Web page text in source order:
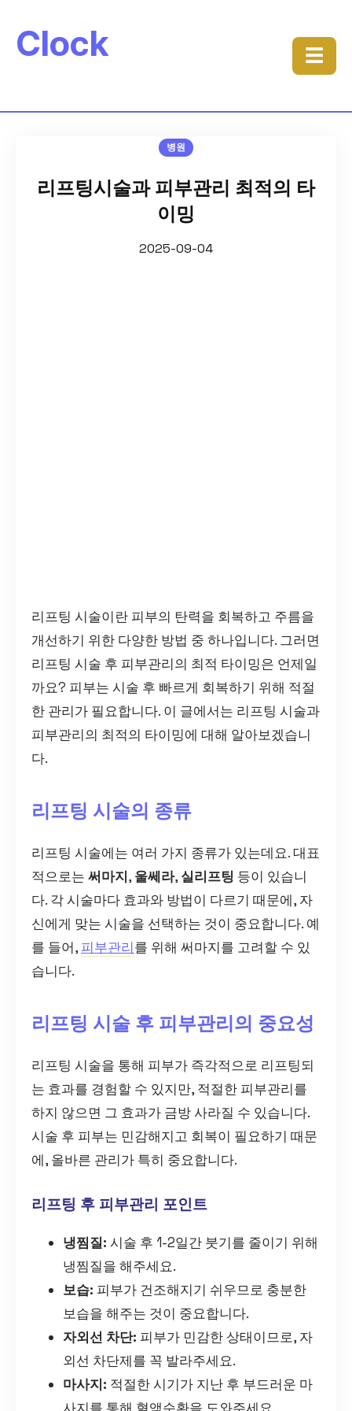
Clock ☰
병원
리프팅시술과 피부관리 최적의 타
이밍
2025-09-04
리프팅 시술이란 피부의 탄력을 회복하고 주름을
개선하기 위한 다양한 방법 중 하나입니다. 그러면
리프팅 시술 후 피부관리의 최적 타이밍은 언제일
까요? 피부는 시술 후 빠르게 회복하기 위해 적절
한 관리가 필요합니다. 이 글에서는 리프팅 시술과
피부관리의 최적의 타이밍에 대해 알아보겠습니
다.
리프팅 시술의 종류
리프팅 시술에는 여러 가지 종류가 있는데요. 대표
적으로는 써마지, 울쎄라, 실리프팅 등이 있습니
다. 각 시술마다 효과와 방법이 다르기 때문에, 자
신에게 맞는 시술을 선택하는 것이 중요합니다. 예
를 들어, 피부관리를 위해 써마지를 고려할 수 있
습니다.
리프팅 시술 후 피부관리의 중요성
리프팅 시술을 통해 피부가 즉각적으로 리프팅되
는 효과를 경험할 수 있지만, 적절한 피부관리를
하지 않으면 그 효과가 금방 사라질 수 있습니다.
시술 후 피부는 민감해지고 회복이 필요하기 때문
에, 올바른 관리가 특히 중요합니다.
리프팅 후 피부관리 포인트
냉찜질: 시술 후 1-2일간 붓기를 줄이기 위해
냉찜질을 해주세요.
보습: 피부가 건조해지기 쉬우므로 충분한
보습을 해주는 것이 중요합니다.
자외선 차단: 피부가 민감한 상태이므로, 자
외선 차단제를 꼭 발라주세요.
마사지: 적절한 시기가 지난 후 부드러운 마